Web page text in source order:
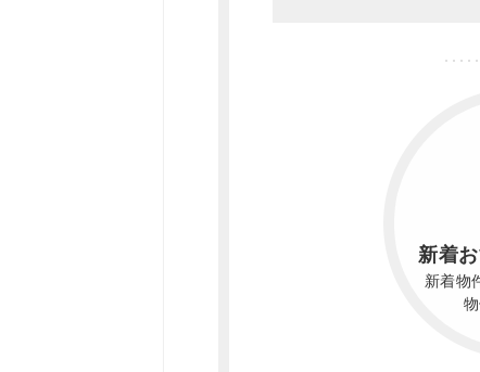
新着
新着物